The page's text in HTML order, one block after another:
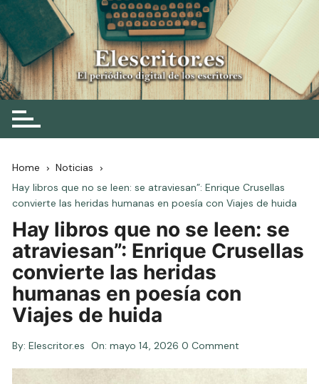
Skip
to
content
Elescritor.es
El periódico digital de los escritores
Home
Noticias
Hay libros que no se leen: se atraviesan”: Enrique Crusellas
convierte las heridas humanas en poesía con Viajes de huida
Hay libros que no se leen: se
atraviesan”: Enrique Crusellas
convierte las heridas
humanas en poesía con
Viajes de huida
By: Elescritor.es On:mayo 14, 2026 0 Comment